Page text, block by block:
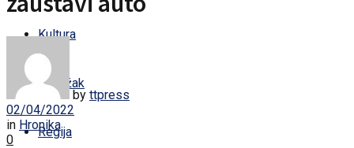
Kultura
Sandžak
Regija
by ttpress
02/04/2022
in Hronika
0